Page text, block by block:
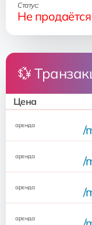
Статус:
Не продаётся
💱
Цена
аренда /
аренда /
аренда /
аренда